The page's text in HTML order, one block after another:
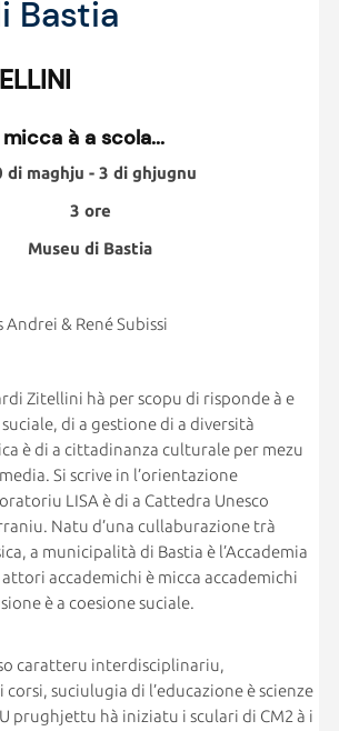
Bastia
à a scola...
di maghju - 3 di ghjugnu
3 ore
Museu di Bastia
Andrei & René Subissi
Zitellini hà per scopu di risponde à e
di a gestione di a diversità
è di a cittadinanza culturale per mezu
Si scrive in l’orientazione
LISA è di a Cattedra Unesco
Natu d’una cullaburazione trà
a municipalità di Bastia è l’Accademia
accademichi è micca accademichi
è a coesione suciale.
caratteru interdisciplinariu,
suciulugia di l’educazione è scienze
prughjettu hà iniziatu i sculari di CM2 à i